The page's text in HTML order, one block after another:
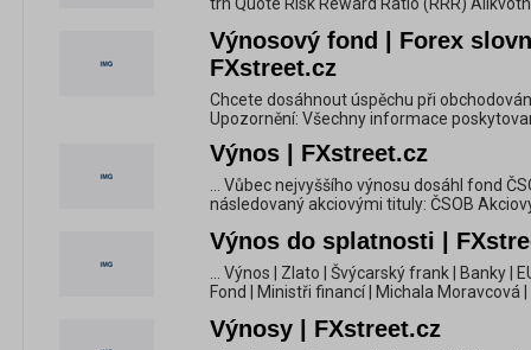
trh Quote Risk Reward Ratio (RRR)
Výnosový fond | Forex
FXstreet.cz
Chcete dosáhnout úspěchu při
Upozornění: Všechny informace
Výnos | FXstreet.cz
... Vůbec nejvyššího výnosu dosáhl fond
následovaný akciovými tituly: ČSOB
Výnos do splatnosti |
... Výnos | Zlato | Švýcarský frank | Banky |
Fond | Ministři financí | Michala Moravcová |
Výnosy | FXstreet.cz